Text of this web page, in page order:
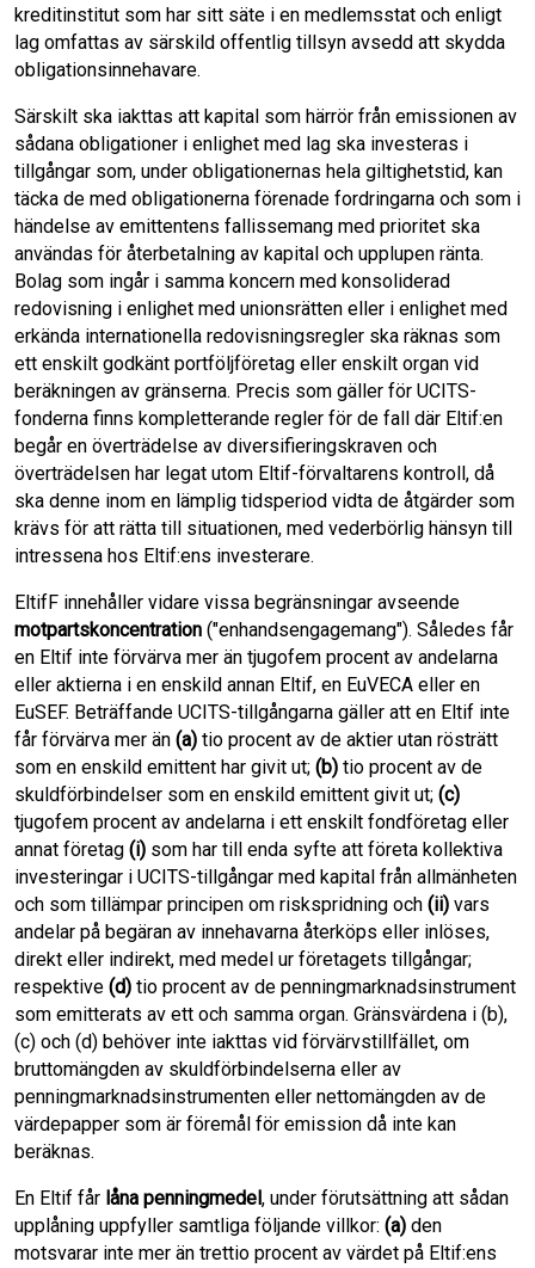
kreditinstitut som har sitt säte i en medlemsstat och enligt
lag omfattas av särskild offentlig tillsyn avsedd att skydda
obligationsinnehavare.
Särskilt ska iakttas att kapital som härrör från emissionen av
sådana obligationer i enlighet med lag ska investeras i
tillgångar som, under obligationernas hela giltighetstid, kan
täcka de med obligationerna förenade fordringarna och som i
händelse av emittentens fallissemang med prioritet ska
användas för återbetalning av kapital och upplupen ränta.
Bolag som ingår i samma koncern med konsoliderad
redovisning i enlighet med unionsrätten eller i enlighet med
erkända internationella redovisningsregler ska räknas som
ett enskilt godkänt portföljföretag eller enskilt organ vid
beräkningen av gränserna. Precis som gäller för UCITS-
fonderna finns kompletterande regler för de fall där Eltif:en
begår en överträdelse av diversifieringskraven och
överträdelsen har legat utom Eltif-förvaltarens kontroll, då
ska denne inom en lämplig tidsperiod vidta de åtgärder som
krävs för att rätta till situationen, med vederbörlig hänsyn till
intressena hos Eltif:ens investerare.
EltifF innehåller vidare vissa begränsningar avseende
motpartskoncentration ("enhandsengagemang"). Således får
en Eltif inte förvärva mer än tjugofem procent av andelarna
eller aktierna i en enskild annan Eltif, en EuVECA eller en
EuSEF. Beträffande UCITS-tillgångarna gäller att en Eltif inte
får förvärva mer än (a) tio procent av de aktier utan rösträtt
som en enskild emittent har givit ut; (b) tio procent av de
skuldförbindelser som en enskild emittent givit ut; (c)
tjugofem procent av andelarna i ett enskilt fondföretag eller
annat företag (i) som har till enda syfte att företa kollektiva
investeringar i UCITS-tillgångar med kapital från allmänheten
och som tillämpar principen om riskspridning och (ii) vars
andelar på begäran av innehavarna återköps eller inlöses,
direkt eller indirekt, med medel ur företagets tillgångar;
respektive (d) tio procent av de penningmarknadsinstrument
som emitterats av ett och samma organ. Gränsvärdena i (b),
(c) och (d) behöver inte iakttas vid förvärvstillfället, om
bruttomängden av skuldförbindelserna eller av
penningmarknadsinstrumenten eller nettomängden av de
värdepapper som är föremål för emission då inte kan
beräknas.
En Eltif får låna penningmedel, under förutsättning att sådan
upplåning uppfyller samtliga följande villkor: (a) den
motsvarar inte mer än trettio procent av värdet på Eltif:ens